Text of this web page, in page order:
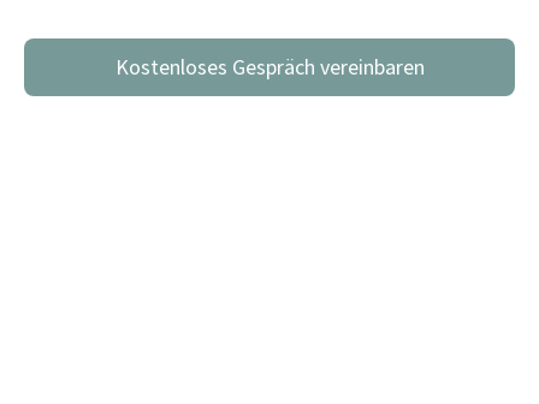
Kostenloses Gespräch vereinbaren